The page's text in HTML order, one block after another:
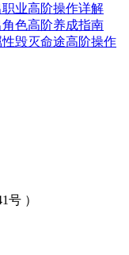
职业高阶操作详解
角色高阶养成指南
性毁灭命途高阶操作
号 ）